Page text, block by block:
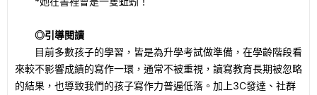
◎引導閱讀
目前多數孩子的學習，皆是為升學考試做準備，在學齡階段看
來較不影響成績的寫作一環，通常不被重視，讀寫教育長期被忽略
的結果，也導致我們的孩子寫作力普遍低落。加上3C發達、社群